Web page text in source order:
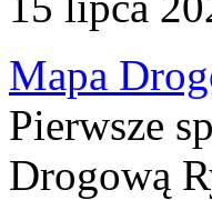
Mapa
Pierwsze
Drogową